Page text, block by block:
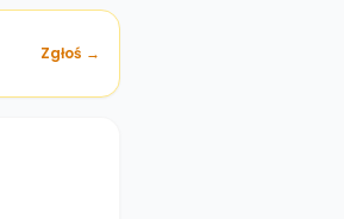
Zgłoś →